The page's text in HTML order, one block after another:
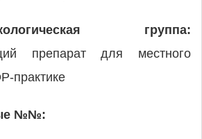
группа:
препарат для местного
практике
№№: